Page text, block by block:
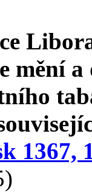
mění
1367,